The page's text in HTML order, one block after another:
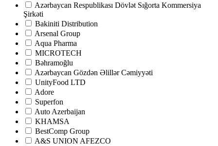
Azərbaycan Respublikası Dövlət Sığorta Kommersiya
Şirkəti
Bakiniti Distribution
Arsenal Group
Aqua Pharma
MICROTECH
Bəhramoğlu
Azərbaycan Gözdən Əlillər Cəmiyyəti
UnityFood LTD
Adore
Superfon
Auto Azerbaijan
KHAMSA
BestComp Group
A&S UNION AFEZCO